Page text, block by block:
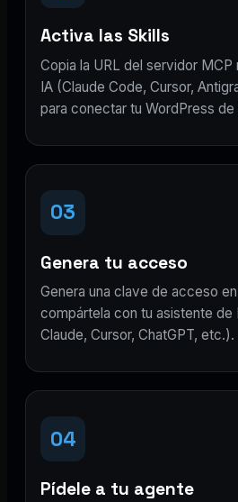
Activa las Skills
Copia la URL del servidor
IA (Claude Code, Cursor,
para conectar tu WordPress
03
Genera tu acceso
Genera una clave de acceso
compártela con tu asistente de
Claude, Cursor, ChatGPT, etc.).
04
Pídele a tu agente